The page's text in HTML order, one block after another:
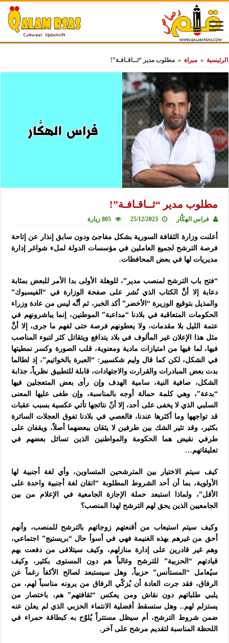
الرئيسية » مبراة » مطلوب مدير “ثــاقـافـة”!
مطلوب مدير “ثــاقـافـة”!
فراس الهكَّار 25/12/2023 805 زيارة
أعلنت وزارة الثقافة السورية بشكل مفاجئ ودون سابق إنذار عن إتاحة
فرصة الترشح لجميع العاملين في مؤسسات الدولة لملء شواغر إدارة
مديريات لها في بعض المحافظات.
“فتح باب الترشح لمنصب مدير”، للوهلة الأولى بدا الأمر للبعض بمثابة
دعابة إلا أنَّ الكتاب الذي نُشر على صفحة الوزارة في “الفيسبوك”
والمذيل بتوقيع الوزيرة “الأخضر” أكد الخبر، ثم أنَّه ليس من عادة وزراء
الحكومات المتعاقبة في بلادنا “مداعبة” الموطنين، إنما يباشرونهم في
عتمة الليل بلا مقدمات، ولا يعطونهم فرصة حتى لفهم ما جرى، إلا أنَّ
مثل هذا الإعلان غير المألوف في بلاد يتدافع ويتقاتل كثر لتبوء المناصب
فيها، لما فيها من امتيازات مادية ومعنوية، قلب الصورة وكسر نمطيتها
في الشكل، لكن كما قال وليم شكسبير: “العبرة بالخواتيم”،
إذ لطالما
بدت بعض المبادرات والقرارت والاجتهادات، قابلة للتطبيق نظرياً، جذابة
الشكل، صافية النية، سامية الهدف وإن رأى بعض المتعجلين فيها
“بدعة”، وهي كلمة حمالة أوجه بالمناسبة، وإن طغى عليها المعنى
السلبي الذي لا يخفى على أحد، إلا أنّ نتائجها تأتي عكسية بسبب عقبات
قد تواجهها وما أكثرها عندنا، فالعصي في بلادنا تفوق العجلات السائرة
بكثير، وقد تثير الشك بين طرفين لا يثقان ببعضهما أصلاً، ويقفان على
طرفي نقيض هما الحكومة والمواطنين الذين تسائل بعضهم في
تعليقاتهم…
كيف سيتم الاختيار بين المترشحين المتساوين، وأي لغة أجنبية لها
الأولوية، بما أن أحد الشروط المطلوبة “اتقان لغة أجنبية واحدة على
الأقل”، ولماذا استبعد حملة الإجازة الجامعية في الإعلام من بين
الجامعيين الذين يحق لهم الترشح لهذا المنصب؟
وكيف سيتم استيعاب من أقنعتهم زوجاتهم بالترشح للمنصب، وأنهم
أحق من غيرهم بهذه الغنيمة فهي في أسوأ حال “بريستيج” اجتماعي،
وهم غير قادرين على إدارة منازلهم، وكيف سيتلافى من دفعت بهم
قيادتهم “الحزبية” للترشح وغالباً هم دون المستوى بكثير، وكيف
سيُعامل “المستأنس” حزبياً، وهل سيستبعد لصالح الأكفأ رغماً عن
الرفاق، فقد جرت العادة أن يُزكّي الرفاق من يرونه مناسباً لهم، من
يلبي طلباتهم دون نقاش ومن يعكس “ثقافتهم” هم، باختصار من
يستزلم لهم.. وهل ستسقط أفضلية الانتماء الحزبي الذي لم يعلن عنه
ضمن شروط الترشح، أم سيظل مستتراً يُلوّح به كبطاقة حمراء في
اللحظة المناسبة لتقديم مرشح على آخر.